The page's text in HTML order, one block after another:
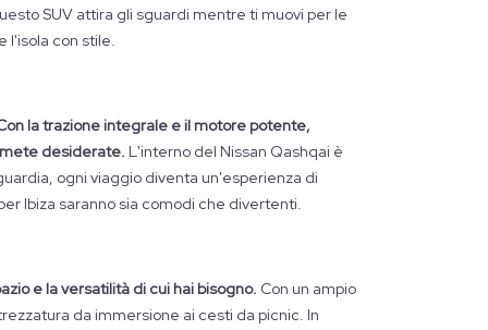
SUV attira gli sguardi mentre ti muovi per le
l'isola con stile.
la trazione integrale e il motore potente,
desiderate. L'interno del Nissan Qashqai è
ogni viaggio diventa un'esperienza di
Ibiza saranno sia comodi che divertenti.
e la versatilità di cui hai bisogno. Con un ampio
da immersione ai cesti da picnic. In